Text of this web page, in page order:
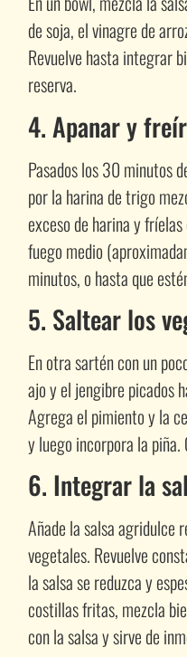
de soja, el vinagre de
Revuelve hasta integrar
reserva.
4. Apanar y
Pasados los 30 minutos
por la harina de trigo
exceso de harina y
fuego medio
minutos, o hasta que
5. Saltear los
En otra sartén con un
ajo y el jengibre picados
Agrega el pimiento y la
y luego incorpora la
6. Integrar la
Añade la salsa agridulce
vegetales. Revuelve
la salsa se reduzca y
costillas fritas, mezcla
con la salsa y sirve de